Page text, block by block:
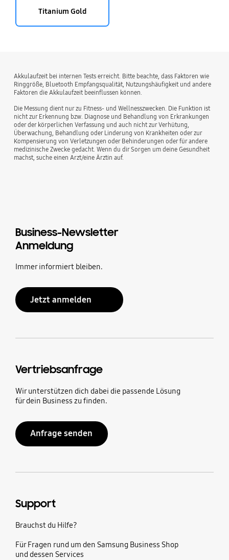
Titanium Gold
Akkulaufzeit bei internen Tests erreicht. Bitte beachte, dass Faktoren wie
Ringgröße, Bluetooth Empfangsqualität, Nutzungshäufigkeit und andere
Faktoren die Akkulaufzeit beeinflussen können.
Die Messung dient nur zu Fitness- und Wellnesszwecken. Die Funktion ist
nicht zur Erkennung bzw. Diagnose und Behandlung von Erkrankungen
oder der körperlichen Verfassung und auch nicht zur Verhütung,
Überwachung, Behandlung oder Linderung von Krankheiten oder zur
Kompensierung von Verletzungen oder Behinderungen oder für andere
medizinische Zwecke gedacht. Wenn du dir Sorgen um deine Gesundheit
machst, suche einen Arzt/eine Ärztin auf.
Business-Newsletter
Anmeldung
Immer informiert bleiben.
Jetzt anmelden
Vertriebsanfrage
Wir unterstützen dich dabei die passende Lösung
für dein Business zu finden.
Anfrage senden
Support
Brauchst du Hilfe?
Für Fragen rund um den Samsung Business Shop
und dessen Services